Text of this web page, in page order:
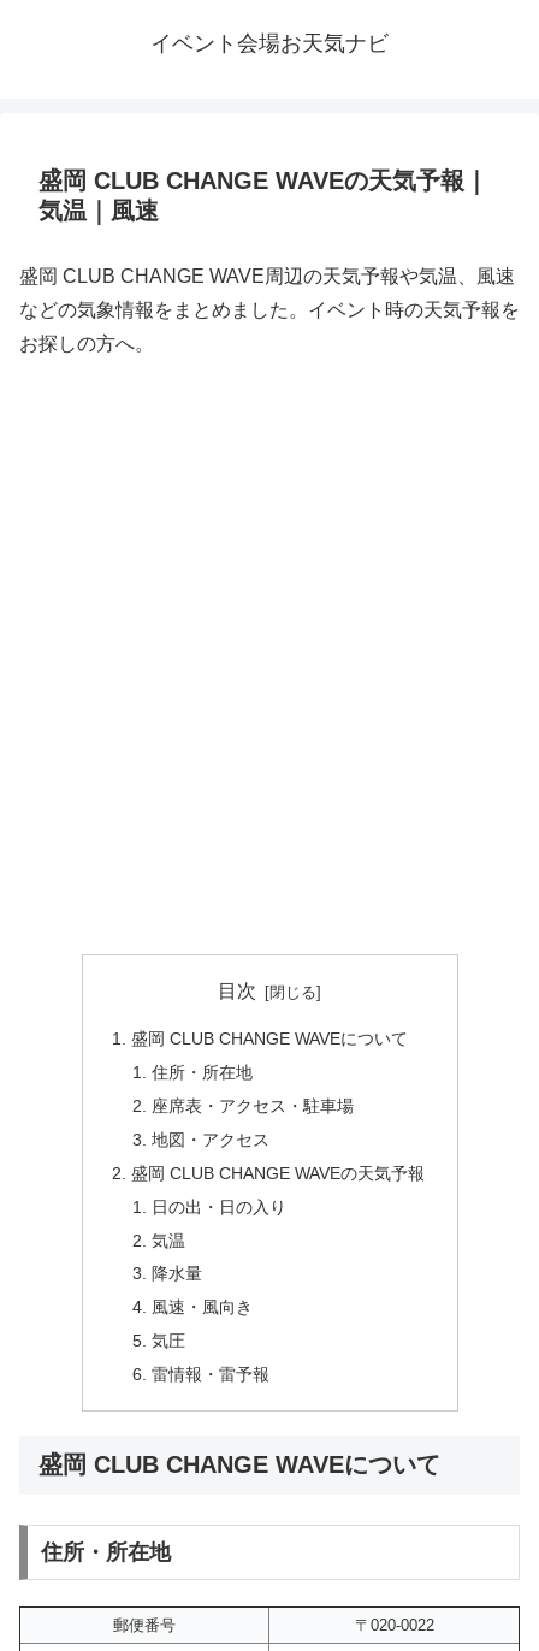
イベント会場お天気ナビ
盛岡 CLUB CHANGE WAVEの天気予報｜
気温｜風速
盛岡 CLUB CHANGE WAVE周辺の天気予報や気温、風速
などの気象情報をまとめました。イベント時の天気予報を
お探しの方へ。
目次
盛岡 CLUB CHANGE WAVEについて
住所・所在地
座席表・アクセス・駐車場
地図・アクセス
盛岡 CLUB CHANGE WAVEの天気予報
日の出・日の入り
気温
降水量
風速・風向き
気圧
雷情報・雷予報
盛岡 CLUB CHANGE WAVEについて
住所・所在地
郵便番号 〒020-0022